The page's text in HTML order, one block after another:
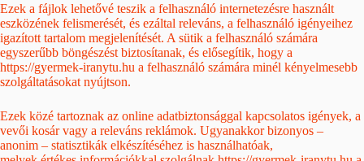
Ezek a fájlok lehetővé teszik a felhasználó internetezésre használt
eszközének felismerését, és ezáltal releváns, a felhasználó igényeihez
igazított tartalom megjelenítését. A sütik a felhasználó számára
egyszerűbb böngészést biztosítanak, és elősegítik, hogy a
https://gyermek-iranytu.hu a felhasználó számára minél kényelmesebb
szolgáltatásokat nyújtson.
Ezek közé tartoznak az online adatbiztonsággal kapcsolatos igények, a
vevői kosár vagy a releváns reklámok. Ugyanakkor bizonyos –
anonim – statisztikák elkészítéséhez is használhatóak,